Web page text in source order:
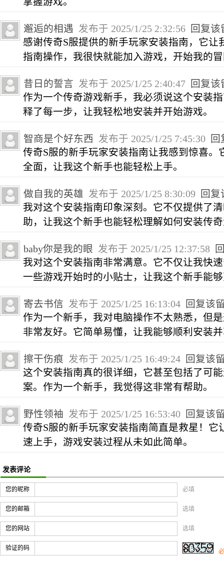
邂逅的相遇 发布于 2025/1/25 2:32:56 回复该
感谢传奇S服提供的新手玩家安装指南，它让
指南操作，我很快就能加入游戏，开始我的
昔日的誓言 发布于 2025/1/25 2:40:47 回复该
作为一个传奇游戏新手，我必须说这个安装
释了每一步，让我轻松地安装并开始游戏。
智商是个好东西 发布于 2025/1/25 7:45:30 回
传奇S服的新手玩家安装指南让我感到惊喜。
全面，让我这个新手也能轻松上手。
做自我的英雄 发布于 2025/1/25 8:30:09
回复
我对这个安装指南印象深刻。它不仅提供了
助，让我这个新手也能轻松理解如何安装传
baby你是我的眼 发布于 2025/1/25 12:37:58
我对这个安装指南非常满意。它不仅让我快
一些游戏开始时的小贴士，让我这个新手能
寄去书信 发布于 2025/1/25 16:13:04 回复该
作为一个新手，我对电脑操作不太熟悉，但
非常友好。它简单易懂，让我能够顺利安装
擦干伤痕 发布于 2025/1/25 16:49:24 回复该
这个安装指南真的很详细，它甚至包括了可
案。作为一个新手，我觉得这非常有帮助。
野性领袖 发布于 2025/1/25 16:53:40 回复该
传奇S服的新手玩家安装指南简直是救星！它
速上手，游戏安装过程从未如此简单。
发表评论
您的昵称 必填
您的邮箱 选填
您的网站 选填
验证的码